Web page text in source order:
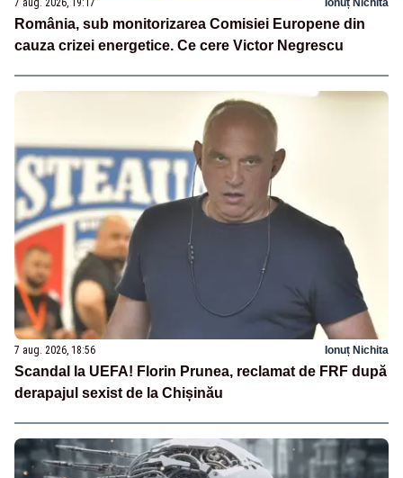
România, sub monitorizarea Comisiei Europene din
cauza crizei energetice. Ce cere Victor Negrescu
7 aug. 2026, 18:56 Ionuț Nichita
Scandal la UEFA! Florin Prunea, reclamat de FRF după
derapajul sexist de la Chișinău